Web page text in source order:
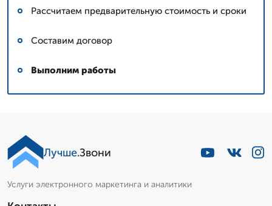
Рассчитаем предварительную стоимость и сроки
Составим договор
Выполним работы
Лучше.Звони
Услуги электронного маркетинга и аналитики